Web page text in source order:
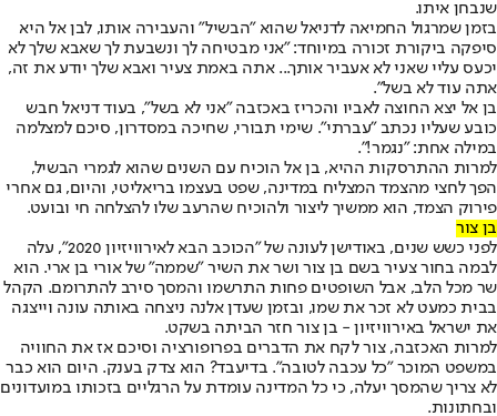
שנבחן איתו.
בזמן שמרגול החמיאה לדניאל שהוא "הבשיל" והעבירה אותו, לבן אל היא
סיפקה ביקורת זכורה במיוחד: "אני מבטיחה לך ונשבעת לך שאבא שלך לא
יכעס עליי שאני לא אעביר אותך... אתה באמת צעיר ואבא שלך יודע את זה,
אתה עוד לא בשל".
בן אל יצא החוצה לאביו והכריז באכזבה "אני לא בשל", בעוד דניאל חבש
כובע שעליו נכתב "עברתי". שימי תבורי, שחיכה במסדרון, סיכם למצלמה
במילה אחת: "נגמר!".
למרות ההתרסקות ההיא, בן אל הוכיח עם השנים שהוא לגמרי הבשיל,
הפך לחצי מהצמד המצליח במדינה, שפט בעצמו בריאליטי, והיום, גם אחרי
פירוק הצמד, הוא ממשיך ליצור ולהוכיח שהרעב שלו להצלחה חי ובועט.
בן צור
לפני כשש שנים, באודישן לעונה של "הכוכב הבא לאירוויזיון 2020", עלה
לבמה בחור צעיר בשם בן צור ושר את השיר "שממה" של אורי בן ארי. הוא
שר מכל הלב, אבל השופטים פחות התרשמו והמסך סירב להתרומם. הקהל
בבית כמעט לא זכר את שמו, ובזמן שעדן אלנה ניצחה באותה עונה וייצגה
את ישראל באירוויזיון - בן צור חזר הביתה בשקט.
למרות האכזבה, צור לקח את הדברים בפרופורציה וסיכם אז את החוויה
במשפט המוכר "כל עכבה לטובה". בדיעבד? הוא צדק בענק. היום הוא כבר
לא צריך שהמסך יעלה, כי כל המדינה עומדת על הרגליים בזכותו במועדונים
ובחתונות.